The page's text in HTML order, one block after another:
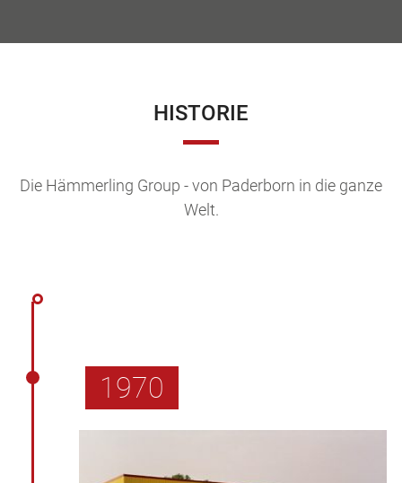
HISTORIE
Die Hämmerling Group - von Paderborn in die ganze
Welt.
1970